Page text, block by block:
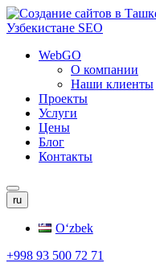
WebGO
О компании
Наши клиенты
Проекты
Услуги
Цены
Блог
Контакты
ru
Oʻzbek
+998 93 500 72 71